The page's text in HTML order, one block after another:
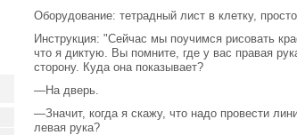
Оборудование: тетрадный лист в клетку,
Инструкция: "Сейчас мы поучимся рисовать
что я диктую. Вы помните, где у вас правая
сторону. Куда она показывает?
—На дверь.
—Значит, когда я скажу, что надо провести
левая рука?